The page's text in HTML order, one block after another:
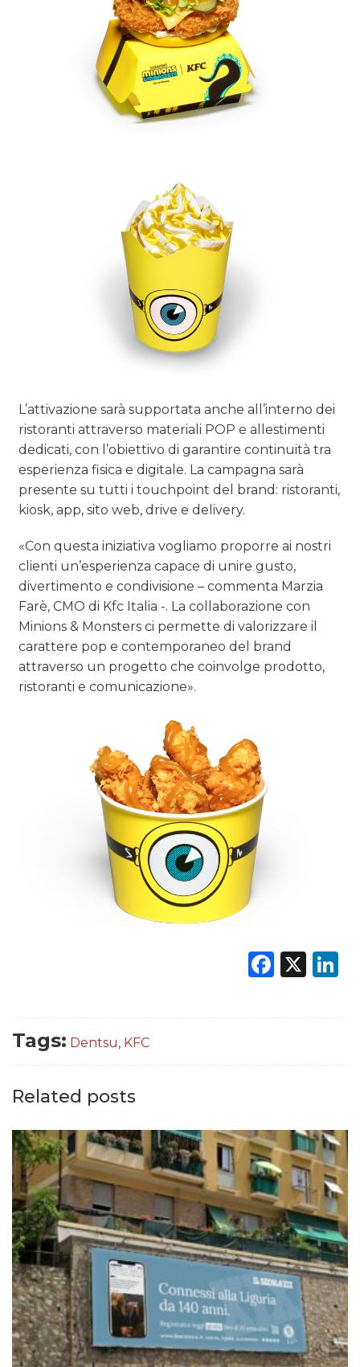
L’attivazione sarà supportata anche all’interno dei
ristoranti attraverso materiali POP e allestimenti
dedicati, con l’obiettivo di garantire continuità tra
esperienza fisica e digitale. La campagna sarà
presente su tutti i touchpoint del brand: ristoranti,
kiosk, app, sito web, drive e delivery.
«Con questa iniziativa vogliamo proporre ai nostri
clienti un’esperienza capace di unire gusto,
divertimento e condivisione – commenta Marzia
Farè, CMO di Kfc Italia -. La collaborazione con
Minions & Monsters ci permette di valorizzare il
carattere pop e contemporaneo del brand
attraverso un progetto che coinvolge prodotto,
ristoranti e comunicazione».
X
Tags: Dentsu, KFC
Related posts